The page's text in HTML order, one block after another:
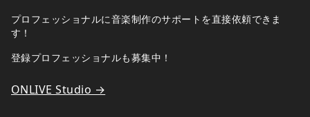
プロフェッショナルに音楽制作のサポートを直接依頼できま
す！
登録プロフェッショナルも募集中！
ONLIVE Studio →